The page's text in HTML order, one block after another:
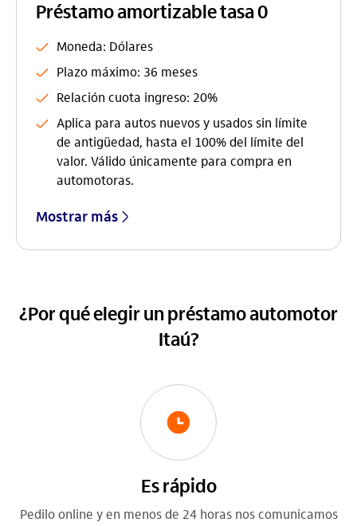
Préstamo amortizable tasa 0
Moneda: Dólares
Plazo máximo: 36 meses
Relación cuota ingreso: 20%
Aplica para autos nuevos y usados sin límite
de antigüedad, hasta el 100% del límite del
valor. Válido únicamente para compra en
automotoras.
Mostrar más
¿Por qué elegir un préstamo automotor
Itaú?
Es rápido
Pedilo online y en menos de 24 horas nos comunicamos